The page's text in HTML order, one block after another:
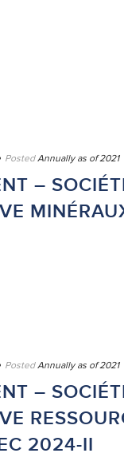
Posted Annually as of 2021
–
Posted Annually as of 2021
–
2024-II